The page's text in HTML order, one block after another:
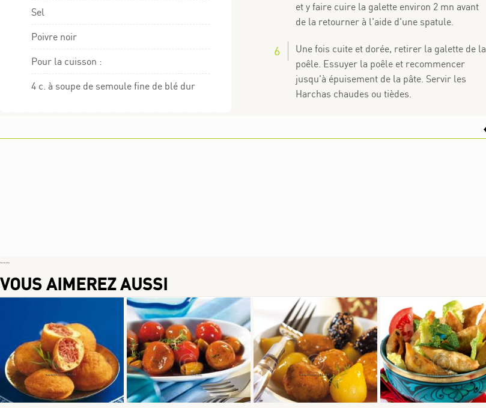
Sel
Poivre noir
Pour la cuisson :
4 c. à soupe de semoule fine de blé dur
et y faire cuire la galette environ 2 mn avant
de la retourner à l'aide d'une spatule.
Une fois cuite et dorée, retirer la galette de la
poêle. Essuyer la poêle et recommencer
jusqu'à épuisement de la pâte. Servir les
Harchas chaudes ou tièdes.
VOUS AIMEREZ AUSSI